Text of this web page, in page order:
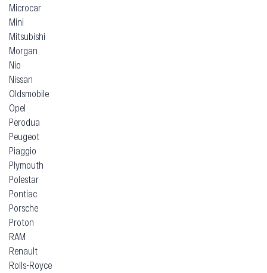
Microcar
Mini
Mitsubishi
Morgan
Nio
Nissan
Oldsmobile
Opel
Perodua
Peugeot
Piaggio
Plymouth
Polestar
Pontiac
Porsche
Proton
RAM
Renault
Rolls-Royce